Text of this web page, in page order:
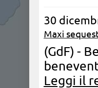
30
Maxi
(GdF) -
Leggi il